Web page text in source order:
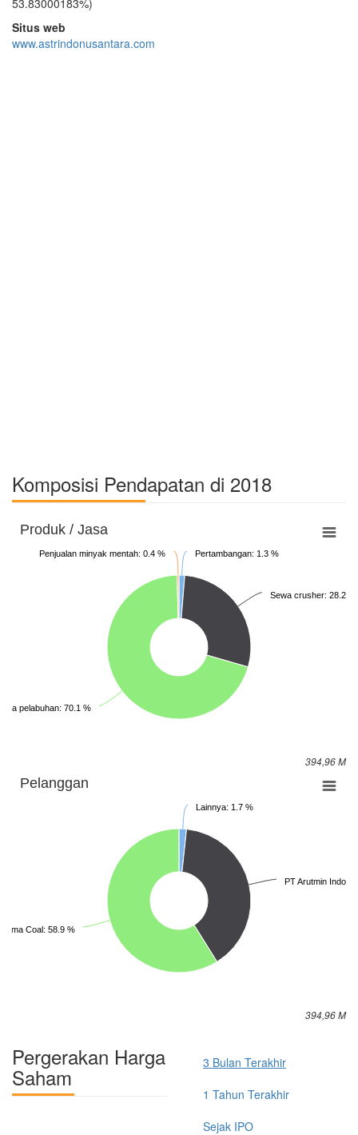
Situs web
www.astrindonusantara.com
Komposisi Pendapatan di 2018
Produk / Jasa
Pertambangan: 1.3 %
Sewa crusher: 28.2 %
pelabuhan: 70.1 %
Penjualan minyak mentah: 0.4 %
394,96 M
Pelanggan
Lainnya: 1.7 %
PT Arutmin
Coal: 58.9 %
394,96 M
Pergerakan Harga
Saham
3 Bulan Terakhir
1 Tahun Terakhir
Sejak IPO